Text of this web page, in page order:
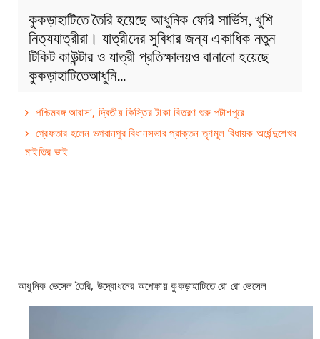
কুকড়াহাটিতে তৈরি হয়েছে আধুনিক ফেরি সার্ভিস, খুশি
নিত্যযাত্রীরা। যাত্রীদের সুবিধার জন্য একাধিক নতুন
টিকিট কাউন্টার ও যাত্রী প্রতিক্ষালয়ও বানানো হয়েছে
কুকড়াহাটিতেআধুনি…
পশ্চিমবঙ্গ আবাস’, দ্বিতীয় কিস্তির টাকা বিতরণ শুরু পটাশপুরে
গ্রেফতার হলেন ভগবানপুর বিধানসভার প্রাক্তন তৃণমূল বিধায়ক অর্ধেন্দুশেখর
মাইতির ভাই
আধুনিক ভেসেল তৈরি, উদ্বোধনের অপেক্ষায় কুকড়াহাটিতে রো রো ভেসেল